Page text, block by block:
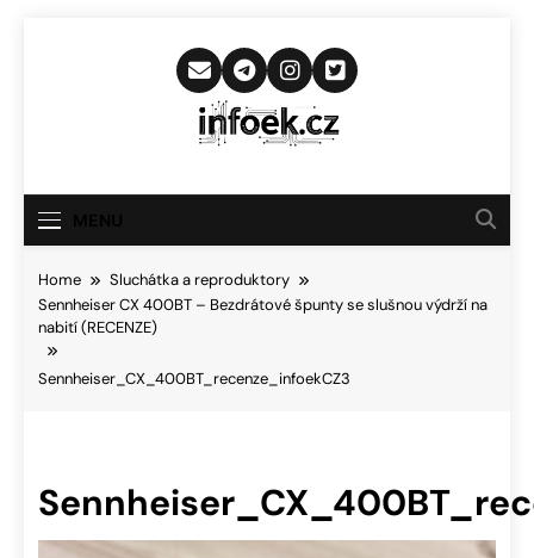
Infoek.cz
Novinkám
Home
Sluchátka a reproduktory
Sennheiser CX 400BT – Bezdrátové špunty se slušnou výdrží na
nabití (RECENZE)
Sennheiser_CX_400BT_recenze_infoekCZ3